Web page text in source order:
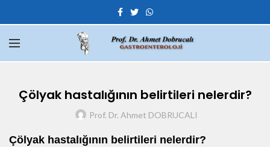
Çölyak hastalığının belirtileri nelerdir?
Prof. Dr. Ahmet DOBRUCALI
Çölyak hastalığının belirtileri nelerdir?